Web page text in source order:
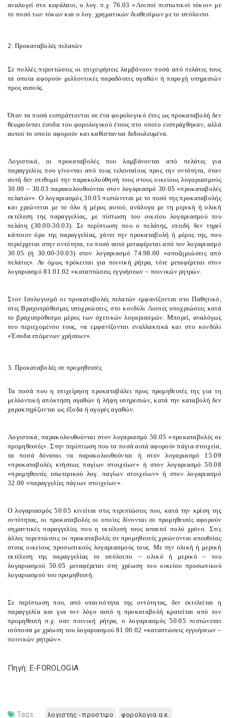
αναλογεί στο κεφάλαιο, ο λογ. π.χ. 76.03 «Λοιποί πιστωτικοί τόκοι» με
το ποσό των τόκων και ο λογ. χρηματικών διαθεσίμων με το υπόλοιπο.
2. Προκαταβολές πελατών
Σε πολλές περιπτώσεις οι επιχειρήσεις λαμβάνουν ποσά από πελάτες τους
τα οποία αφορούν μελλοντικές παραδόσεις αγαθών ή παροχή υπηρεσιών
προς αυτούς.
Όταν τα ποσά εισπράττονται σε ένα φορολογικό έτος ως προκαταβολή δεν
θεωρούνται έσοδα του φορολογικού έτους στο οποίο εισπράχθηκαν, αλλά
αυτού το οποίο αφορούν και καθίστανται δεδουλευμένα.
Λογιστικά, οι προκαταβολές που λαμβάνονται από πελάτες για
παραγγελίες που γίνονται από τους τελευταίους προς την οντότητα, όταν
αυτή δεν επιθυμεί την παρακολούθησή τους στους οικείους λογαριασμούς
30.00 – 30.03 παρακολουθούνται στον λογαριασμό 30.05 «προκαταβολές
πελατών». Ο λογαριασμός 30.05 πιστώνεται με το ποσό της προκαταβολής
και χρεώνεται με το όλο ή μέρος αυτού, ανάλογα με τη μερική ή ολική
εκτέλεση της παραγγελίας, με πίστωση του οικείου λογαριασμού του
πελάτη (30.00-30.03). Σε περίπτωση που ο πελάτης, επειδή δεν τηρεί
κάποιον όρο της παραγγελίας, χάνει την προκαταβολή ή μέρος της, που
περιέρχεται στην οντότητα, το ποσό αυτό μεταφέρεται από τον λογαριασμό
30.05 (ή 30.00-30.03) στον λογαριασμό 74.98.00 «αποζημιώσεις από
πελάτες». Αν όμως πρόκειται για ποινική ρήτρα, τότε μεταφέρεται στον
λογαριασμό 81.01.02 «καταπτώσεις εγγυήσεων – ποινικών ρητρών.
Στον Ισολογισμό οι προκαταβολές πελατών εμφανίζονται στοΠαθητικό,
στις Βραχυπρόθεσμες υποχρεώσεις, στο κονδύλι Λοιπές υποχρεώσεις κατά
το βραχυπρόθεσμο μέρος των σχετικών λογαριασμών. Μπορεί, αναλόγως
του περιεχομένου τους, να εμφανίζονται εναλλακτικά και στο κονδύλι
«Έσοδα επόμενων χρήσεων».
3. Προκαταβολές σε προμηθευτές
Τα ποσά που η επιχείρηση προκαταβάλει προς προμηθευτές της για τη
μελλοντική απόκτηση αγαθών ή λήψη υπηρεσιών, κατά την καταβολή δεν
χαρακτηρίζονται ως έξοδα ή αγορές αγαθών.
Λογιστικά, παρακολουθούνται στον λογαριασμό 50.05 «προκαταβολές σε
προμηθευτές». Στην περίπτωση που τα ποσά αυτά αφορούν πάγια στοιχεία,
τα ποσά δύναται να παρακολουθούνται ή στον λογαριασμό 15.09
«προκαταβολές κτήσεως παγίων στοιχείων» ή στον λογαριασμό 50.08
«προμηθευτές εσωτερικού λογ. παγίων στοιχείων» ή στον λογαριασμό
32.00 «παραγγελίες πάγιων στοιχείων».
Ο λογαριασμός 50.05 κινείται στις περιπτώσεις που, κατά την κρίση της
οντότητας, οι προκαταβολές οι οποίες δίνονται σε προμηθευτές αφορούν
σημαντικές παραγγελίες που η εκτέλεσή τους απαιτεί πολύ χρόνο. Στις
άλλες περιπτώσεις οι προκαταβολές σε προμηθευτές χρεώνονται απευθείας
στους οικείους προσωπικούς λογαριασμούς τους. Με την ολική ή μερική
εκτέλεση της παραγγελίας το υπόλοιπο – ολικό ή μερικό – του
λογαριασμού 50.05 μεταφέρεται στη χρέωση του οικείου προσωπικού
λογαριασμού του προμηθευτή.
Σε περίπτωση που, από υπαιτιότητα της οντότητας, δεν εκτελείται η
παραγγελία και για τον λόγο αυτό η προκαταβολή κρατείται από τον
προμηθευτή π.χ. σαν ποινική ρήτρα, ο λογαριασμός 50.05 πιστώνεται
ισόποσα με χρέωση του λογαριασμού 81.00.02 «καταπτώσεις εγγυήσεων –
ποινικών ρητρών».
Πηγή: E-FOROLOGIA
Tags: λογιστης - προστιμο φορολογια α.ε.